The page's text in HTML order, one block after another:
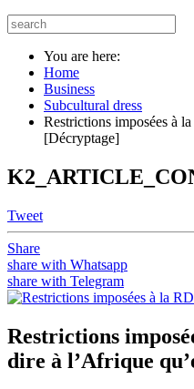
You are here:
Home
Business
Subcultural dress
Restrictions imposées à
[Décryptage]
Tweet
Share
share with Whatsapp
share with Telegram
Restrictions
dire à l’Afrique